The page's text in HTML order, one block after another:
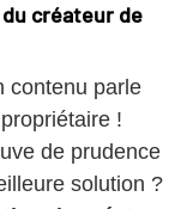
créateur de
contenu parle
!
de prudence
solution ?